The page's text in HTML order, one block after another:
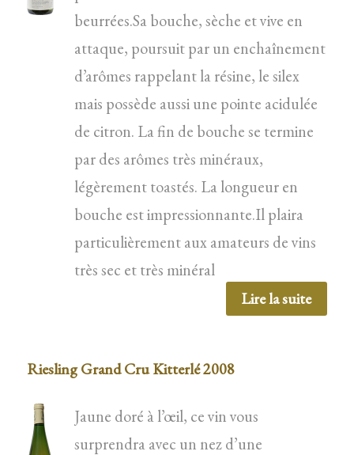
beurrées.Sa bouche, sèche et vive en
attaque, poursuit par un enchaînement
d’arômes rappelant la résine, le silex
mais possède aussi une pointe acidulée
de citron. La fin de bouche se termine
par des arômes très minéraux,
légèrement toastés. La longueur en
bouche est impressionnante.Il plaira
particulièrement aux amateurs de vins
très sec et très minéral
Lire la suite
Riesling Grand Cru Kitterlé 2008
Jaune doré à l’œil, ce vin vous
surprendra avec un nez d’une